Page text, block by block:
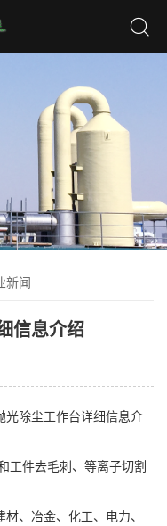
新闻
信息介绍
光除尘工作台详细信息介
工件去毛刺、等离子切割
、冶金、化工、电力、